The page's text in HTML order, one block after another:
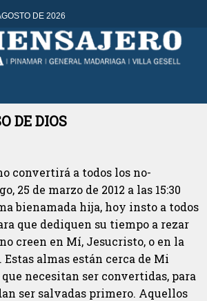
DE 2026
DE DIOS
convertirá a todos los no-
25 de marzo de 2012 a las 15:30
bienamada hija, hoy insto a todos
que dediquen su tiempo a rezar
creen en Mí, Jesucristo, o en la
almas están cerca de Mi
necesitan ser convertidas, para
ser salvadas primero. Aquellos